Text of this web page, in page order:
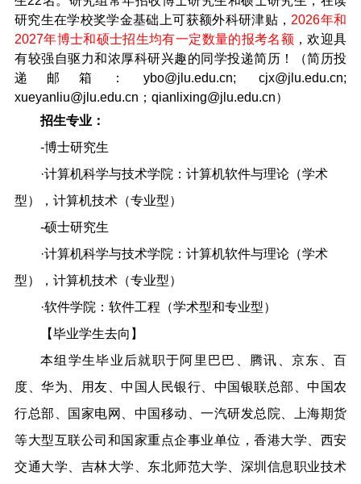
研究生在学校奖学金基础上可获额外科研津贴， 2026年和
2027年博士和硕士招生均有一定数量的报考名额，欢迎具
有较强自驱力和浓厚科研兴趣的同学投递简历！（简历投
递邮箱：ybo@jlu.edu.cn; cjx@jlu.edu.cn;
xueyanliu@jlu.edu.cn；qianlixing@jlu.edu.cn）
招生专业：
-博士研究生
·计算机科学与技术学院：计算机软件与理论（学术
型），计算机技术（专业型）
-硕士研究生
·计算机科学与技术学院：计算机软件与理论（学术
型），计算机技术（专业型）
·软件学院：软件工程（学术型和专业型）
【毕业学生去向】
本组学生毕业后就职于阿里巴巴、腾讯、京东、百
度、华为、用友、中国人民银行、中国银联总部、中国农
行总部、国家电网、中国移动、一汽研发总院、上海期货
等大型互联公司和国家重点企事业单位，香港大学、西安
交通大学、吉林大学、东北师范大学、深圳信息职业技术